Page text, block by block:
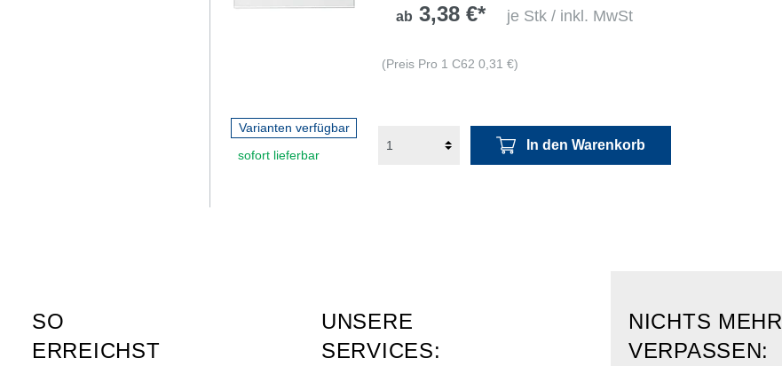
ab 3,38 €* je Stk / inkl. MwSt
(Preis Pro 1 C62 0,31 €)
Varianten verfügbar
sofort lieferbar
In den Warenkorb
SO
ERREICHST
UNSERE
SERVICES:
NICHTS MEHR
VERPASSEN: